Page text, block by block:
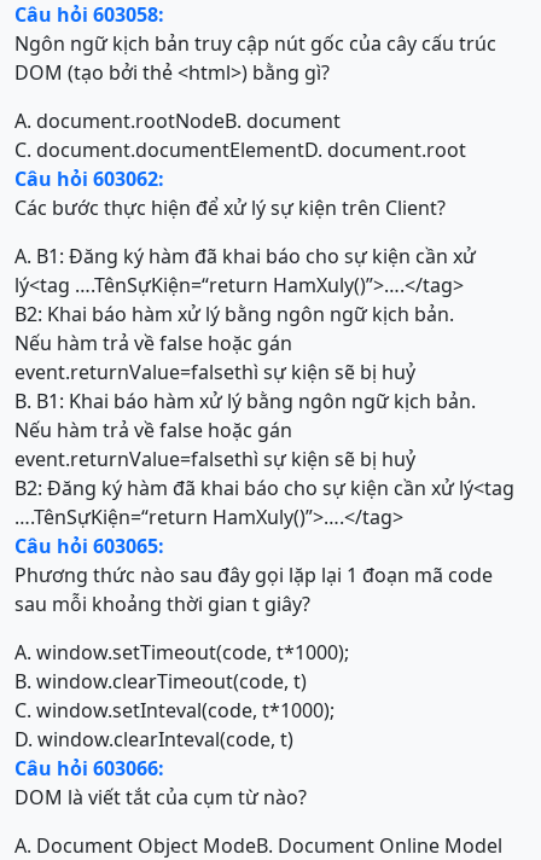
Câu hỏi 603058:
Ngôn ngữ kịch bản truy cập nút gốc của cây cấu trúc
DOM (tạo bởi thẻ <html>) bằng gì?
A. document.rootNodeB. document
C. document.documentElementD. document.root
Câu hỏi 603062:
Các bước thực hiện để xử lý sự kiện trên Client?
A. B1: Đăng ký hàm đã khai báo cho sự kiện cần xử
lý<tag ….TênSựKiện=“return HamXuly()”>….</tag>
B2: Khai báo hàm xử lý bằng ngôn ngữ kịch bản.
Nếu hàm trả về false hoặc gán
event.returnValue=falsethì sự kiện sẽ bị huỷ
B. B1: Khai báo hàm xử lý bằng ngôn ngữ kịch bản.
Nếu hàm trả về false hoặc gán
event.returnValue=falsethì sự kiện sẽ bị huỷ
B2: Đăng ký hàm đã khai báo cho sự kiện cần xử lý<tag
….TênSựKiện=“return HamXuly()”>….</tag>
Câu hỏi 603065:
Phương thức nào sau đây gọi lặp lại 1 đoạn mã code
sau mỗi khoảng thời gian t giây?
A. window.setTimeout(code, t*1000);
B. window.clearTimeout(code, t)
C. window.setInteval(code, t*1000);
D. window.clearInteval(code, t)
Câu hỏi 603066:
DOM là viết tắt của cụm từ nào?
A. Document Object ModeB. Document Online Model